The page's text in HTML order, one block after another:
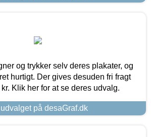
og trykker selv deres plakater, og
hurtigt. Der gives desuden fri fragt
Klik her for at se deres udvalg.
på desaGraf.dk